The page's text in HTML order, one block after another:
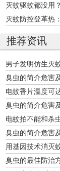
灭蚊驱蚊都没用
灭蚊防控登革热
推荐资讯
男子发明仿生灭
臭虫的简介危害
电蚊香片温度可
臭虫的简介危害
电蚊拍不能和杀
臭虫的简介危害
用基因技术消灭
臭虫的最佳防治